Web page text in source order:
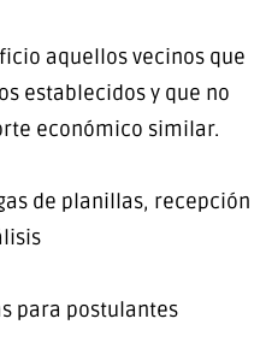
aquellos vecinos que
establecidos y que no
económico similar.
de planillas, recepción
para postulantes